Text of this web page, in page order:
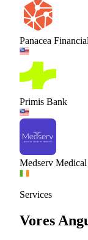
Panacea
Primis Bank
Medserv Medical
Services
Vores